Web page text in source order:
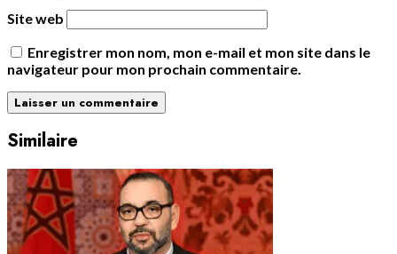
Site web
Enregistrer mon nom, mon e-mail et mon site dans le
navigateur pour mon prochain commentaire.
Similaire